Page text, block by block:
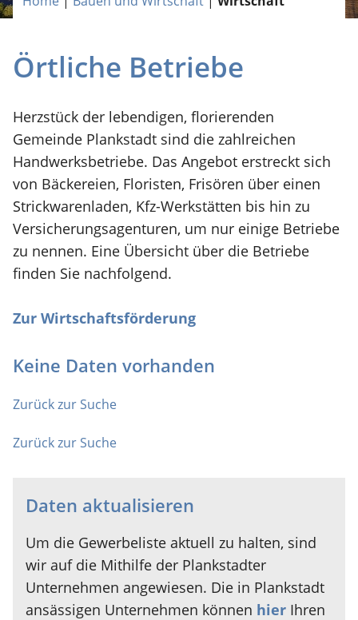
Örtliche Betriebe
Herzstück der lebendigen, florierenden
Gemeinde Plankstadt sind die zahlreichen
Handwerksbetriebe. Das Angebot erstreckt sich
von Bäckereien, Floristen, Frisören über einen
Strickwarenladen, Kfz-Werkstätten bis hin zu
Versicherungsagenturen, um nur einige Betriebe
zu nennen. Eine Übersicht über die Betriebe
finden Sie nachfolgend.
Zur Wirtschaftsförderung
Keine Daten vorhanden
Zurück zur Suche
Zurück zur Suche
Daten aktualisieren
Um die Gewerbeliste aktuell zu halten, sind
wir auf die Mithilfe der Plankstadter
Unternehmen angewiesen. Die in Plankstadt
ansässigen Unternehmen können hier Ihren